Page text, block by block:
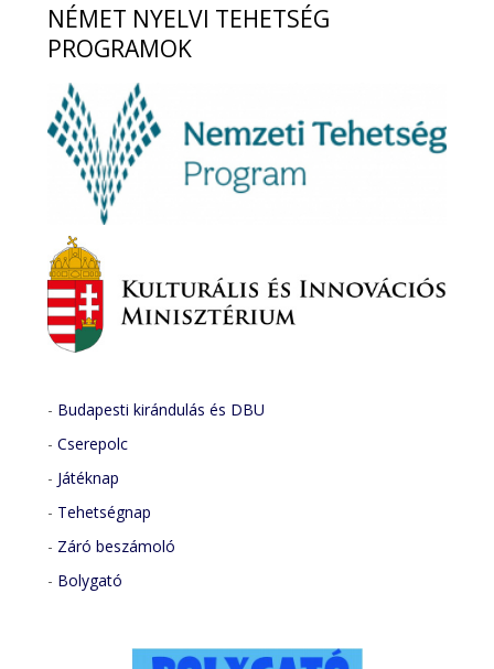
NÉMET NYELVI TEHETSÉG
PROGRAMOK
- Budapesti kirándulás és DBU
-Cserepolc
- Játéknap
- Tehetségnap
- Záró beszámoló
- Bolygató